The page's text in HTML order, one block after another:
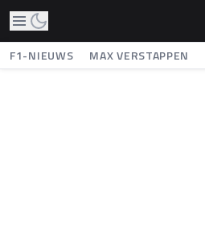
F1-NIEUWS MAX VERSTAPPEN